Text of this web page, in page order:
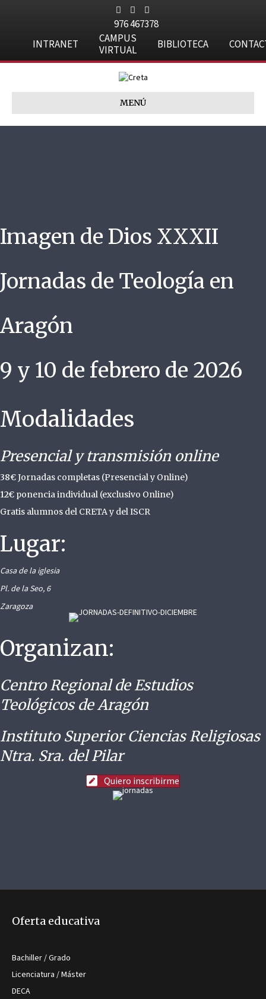
FacebookYoutubeInstagram
976 467378
INTRANET
CAMPUS
VIRTUAL
BIBLIOTECA
MENÚ
Imagen de Dios XXXII
Jornadas de Teología en
Aragón
9 y 10 de febrero de 2026
Modalidades
Presencial y transmisión online
38€Jornadas completas (Presencial y Online)
12€ ponencia individual (exclusivo Online)
Gratis alumnos del CRETA y del ISCR
Lugar:
Casa de la iglesia
Pl. de la Seo, 6
Zaragoza
Organizan:
Centro Regional de Estudios
Teológicos de Aragón
Instituto Superior Ciencias Religiosas
Ntra. Sra. del Pilar
Quiero inscribirme
Oferta educativa
Bachiller / Grado
Licenciatura / Máster
DECA